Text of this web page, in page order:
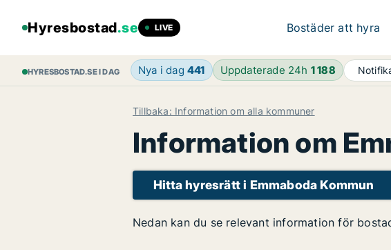
Hyresbostad.se LIVE Bostäder att hyra
HYRESBOSTAD.SE I DAG Nya i dag 441 Uppdaterade 24h 1 188
Tillbaka: Information om alla kommuner
Information om
Hitta hyresrätt i Emmaboda Kommun
Nedan kan du se relevant information för